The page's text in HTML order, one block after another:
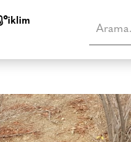
i̇klim